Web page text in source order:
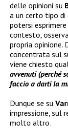
delle opinioni su
a un certo tipo di
potersi
contesto,
propria opinione.
concentrata sul
viene chiesto
avvenuti (perché
faccio a darti la
Dunque se su
impressione, sul
molto altro.